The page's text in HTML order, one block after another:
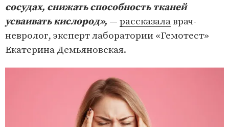
сосудах, снижать способность тканей
усваивать кислород», — рассказалаврач-
невролог, эксперт лаборатории «Гемотест»
Екатерина Демьяновская.